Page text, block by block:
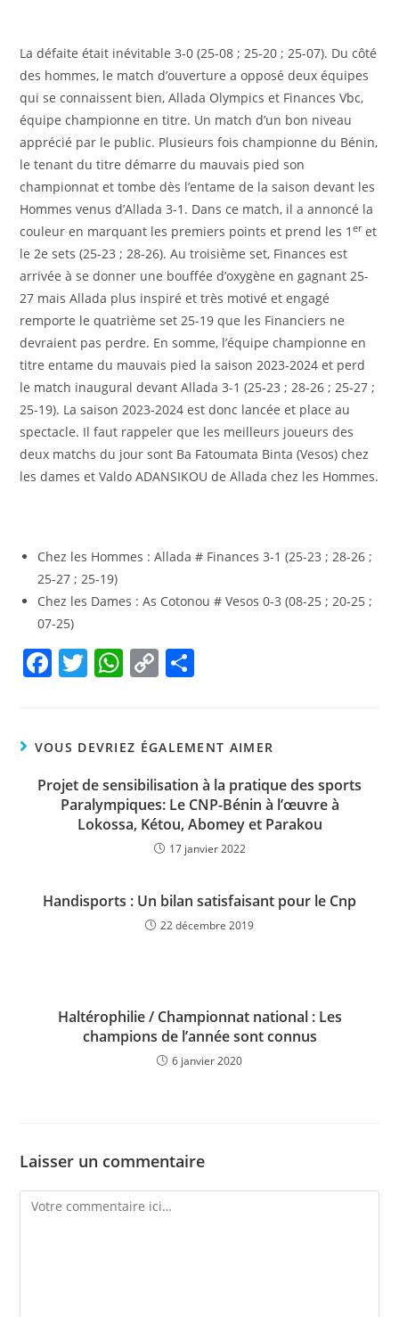
La défaite était inévitable 3-0 (25-08 ; 25-20 ; 25-07). Du côté
des hommes, le match d’ouverture a opposé deux équipes
qui se connaissent bien, Allada Olympics et Finances Vbc,
équipe championne en titre. Un match d’un bon niveau
apprécié par le public. Plusieurs fois championne du Bénin,
le tenant du titre démarre du mauvais pied son
championnat et tombe dès l’entame de la saison devant les
Hommes venus d’Allada 3-1. Dans ce match, il a annoncé la
couleur en marquant les premiers points et prend les 1eret
le 2e sets (25-23 ; 28-26). Au troisième set, Finances est
arrivée à se donner une bouffée d’oxygène en gagnant 25-
27 mais Allada plus inspiré et très motivé et engagé
remporte le quatrième set 25-19 que les Financiers ne
devraient pas perdre. En somme, l’équipe championne en
titre entame du mauvais pied la saison 2023-2024 et perd
le match inaugural devant Allada 3-1 (25-23 ; 28-26 ; 25-27 ;
25-19). La saison 2023-2024 est donc lancée et place au
spectacle. Il faut rappeler que les meilleurs joueurs des
deux matchs du jour sont Ba Fatoumata Binta (Vesos) chez
les dames et Valdo ADANSIKOU de Allada chez les Hommes.
Chez les Hommes : Allada # Finances 3-1 (25-23 ; 28-26 ;
25-27 ; 25-19)
Chez les Dames : As Cotonou # Vesos 0-3 (08-25 ; 20-25 ;
07-25)
F
e
b
o
T
er
W
s
A
p
p
C
y
Li
n
k
g
er
VOUS DEVRIEZ ÉGALEMENT AIMER
Projet de sensibilisation à la pratique des sports
Paralympiques: Le CNP-Bénin à l’œuvre à
Lokossa, Kétou, Abomey et Parakou
17 janvier 2022
Handisports : Un bilan satisfaisant pour le Cnp
22 décembre 2019
Haltérophilie / Championnat national : Les
champions de l’année sont connus
6 janvier 2020
Laisser un commentaire